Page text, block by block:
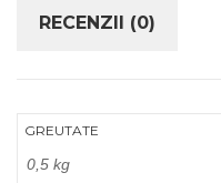
RECENZII (0)
GREUTATE
0,5 kg